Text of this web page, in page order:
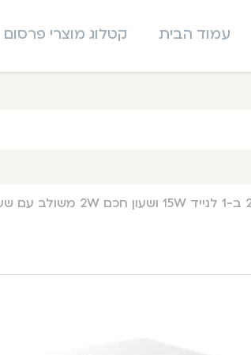
עמוד הבית קטלוג מוצרי פרסום